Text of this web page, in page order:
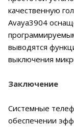
качественную
Avaya3904
выводятся
выключения
Заключение
Системные
обеспечении